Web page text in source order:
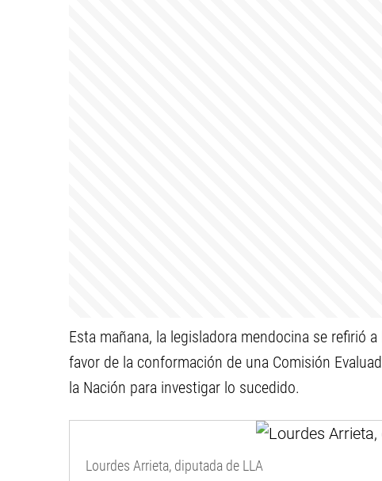
Esta mañana, la legisladora mendocina se refirió
favor de la conformación de una Comisión
la Nación para investigar lo sucedido.
Lourdes Arrieta, diputada de LLA